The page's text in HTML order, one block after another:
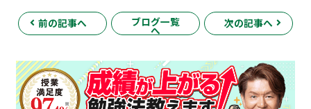
前の記事へ ブログ一覧
へ
次の記事へ